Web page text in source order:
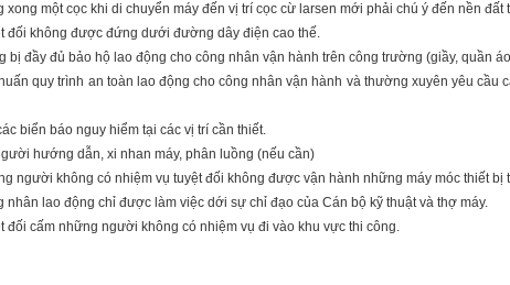
xong một cọc khi di chuyển máy đến vị trí cọc cừ larsen mới phải chú ý đến nền
đối không đư­ợc đứng d­ưới đ­ường dây điện cao thế.
bị đầy đủ bảo hộ lao động cho công nhân vận hành trên công tr­ường (giầy, quần
quy trình an toàn lao động cho công nhân vận hành và thư­ờng xuyên yêu cầu
biển báo nguy hiểm tại các vị trí cần thiết.
hư­ớng dẫn, xi nhan máy, phân luồng (nếu cần)
ng­ười không có nhiệm vụ tuyệt đối không đư­ợc vận hành những máy móc thiết bị
nhân lao động chỉ đ­ược làm việc d­ới sự chỉ đạo của Cán bộ kỹ thuật và thợ máy.
đối cấm những ng­ười không có nhiệm vụ đi vào khu vực thi công.